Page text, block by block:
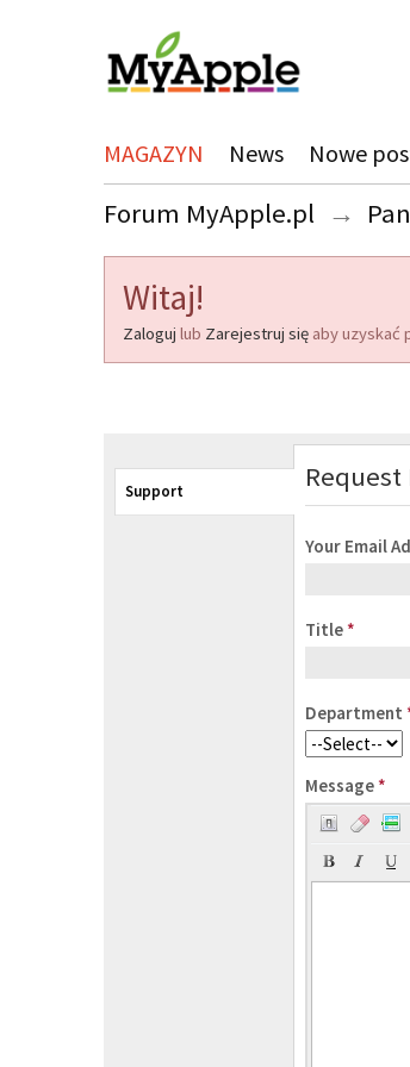
MAGAZYN News Nowe
Forum MyApple.pl →
Witaj!
Zaloguj lub Zarejestruj się aby uzyskać
Support
Your Email
Title *
Department
Message *